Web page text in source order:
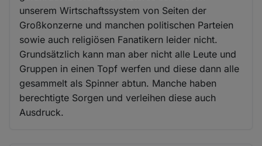
unserem Wirtschaftssystem von Seiten der
Großkonzerne und manchen politischen Parteien
sowie auch religiösen Fanatikern leider nicht.
Grundsätzlich kann man aber nicht alle Leute und
Gruppen in einen Topf werfen und diese dann alle
gesammelt als Spinner abtun. Manche haben
berechtigte Sorgen und verleihen diese auch
Ausdruck.